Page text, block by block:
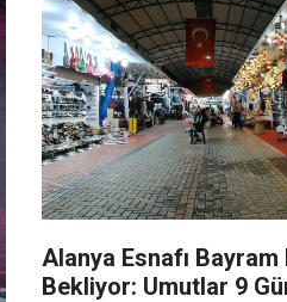
Alanya Esnafı
Bekliyor: Umutlar 9